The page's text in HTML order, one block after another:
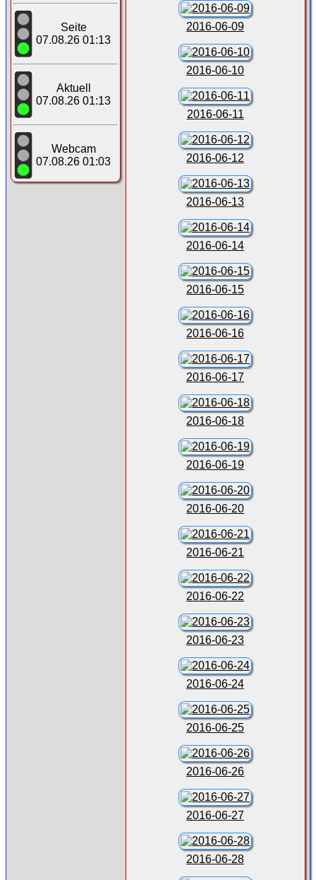
Seite
07.08.26 01:13
Aktuell
07.08.26 01:13
Webcam
07.08.26 01:03
2016-06-09
2016-06-10
2016-06-11
2016-06-12
2016-06-13
2016-06-14
2016-06-15
2016-06-16
2016-06-17
2016-06-18
2016-06-19
2016-06-20
2016-06-21
2016-06-22
2016-06-23
2016-06-24
2016-06-25
2016-06-26
2016-06-27
2016-06-28